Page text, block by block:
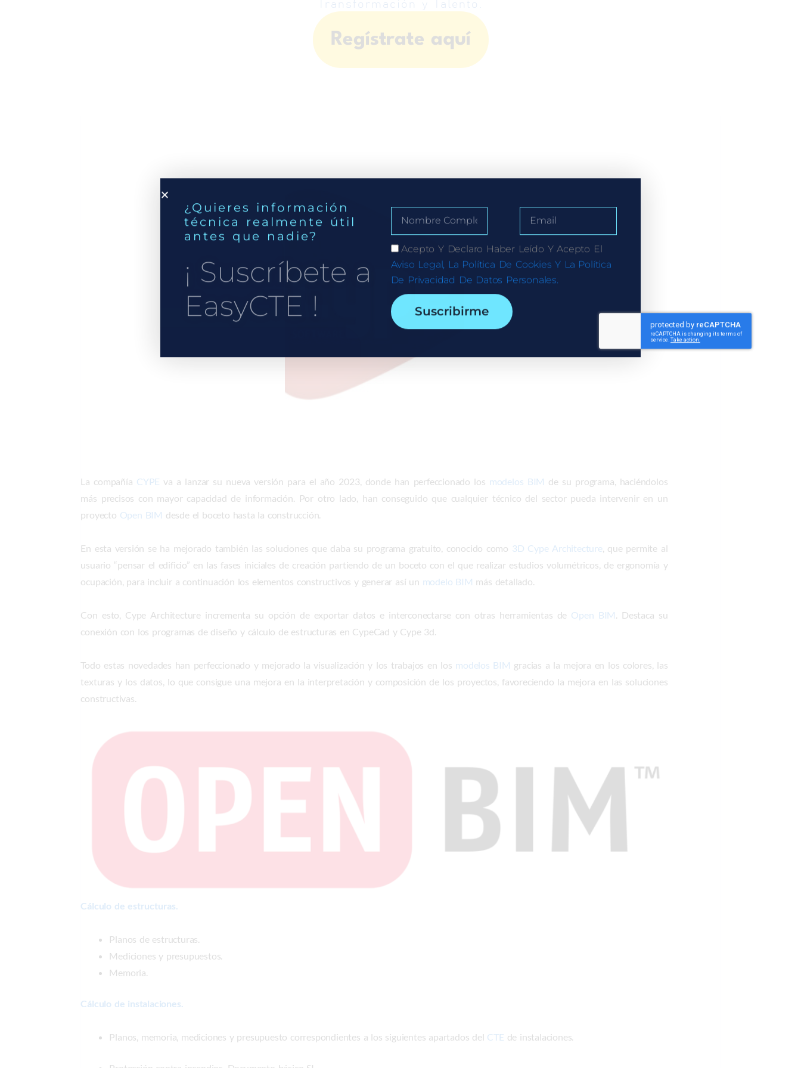
Transformación y Talento.
Regístrate aquí
La compañía CYPE va a lanzar su nueva versión para el año 2023, donde han perfeccionado los modelos BIM de su programa, haciéndolos
más precisos con mayor capacidad de información. Por otro lado, han conseguido que cualquier técnico del sector pueda intervenir en un
proyecto Open BIM desde el boceto hasta la construcción.
En esta versión se ha mejorado también las soluciones que daba su programa gratuito, conocido como 3D Cype Architecture, que permite al
usuario “pensar el edificio” en las fases iniciales de creación partiendo de un boceto con el que realizar estudios volumétricos, de ergonomía y
ocupación, para incluir a continuación los elementos constructivos y generar así un modelo BIM más detallado.
Con esto, Cype Architecture incrementa su opción de exportar datos e interconectarse con otras herramientas de Open BIM. Destaca su
conexión con los programas de diseño y cálculo de estructuras en CypeCad y Cype 3d.
Todo estas novedades han perfeccionado y mejorado la visualización y los trabajos en los modelos BIM gracias a la mejora en los colores, las
texturas y los datos, lo que consigue una mejora en la interpretación y composición de los proyectos, favoreciendo la mejora en las soluciones
constructivas.
Cálculo de estructuras.
Planos de estructuras.
Mediciones y presupuestos.
Memoria.
Cálculo de instalaciones.
Planos, memoria, mediciones y presupuesto correspondientes a los siguientes apartados del CTE de instalaciones.
¿Quieres información
técnica realmente útil
antes que nadie?
¡ Suscríbete a
EasyCTE !
Acepto Y Declaro Haber Leído Y Acepto El
Aviso Legal, La Política De Cookies Y La Política
De Privacidad De Datos Personales.
Suscribirme